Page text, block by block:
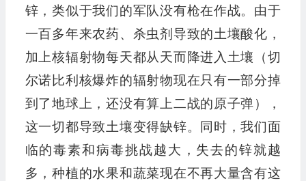
锌，类似于我们的军队没有枪在作战。由于
一百多年来农药、杀虫剂导致的土壤酸化，
加上核辐射物每天都从天而降进入土壤（切
尔诺比利核爆炸的辐射物现在只有一部分掉
到了地球上，还没有算上二战的原子弹），
这一切都导致土壤变得缺锌。同时，我们面
临的毒素和病毒挑战越大，失去的锌就越
多，种植的水果和蔬菜现在不再大量含有这